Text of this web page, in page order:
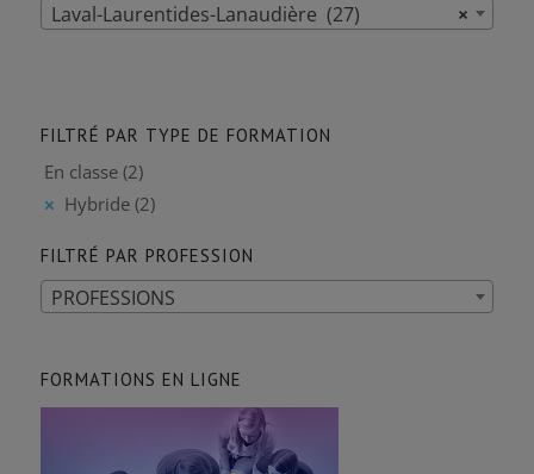
×
Laval-Laurentides-Lanaudière (27)
FILTRÉ PAR TYPE DE FORMATION
En classe (2)
Hybride (2)
FILTRÉ PAR PROFESSION
PROFESSIONS
FORMATIONS EN LIGNE